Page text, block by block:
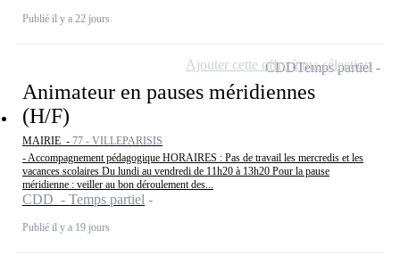
Publié il y a 22 jours
Animateur en pauses méridiennes
(H/F)
MAIRIE - 77 - VILLEPARISIS
- Accompagnement pédagogique HORAIRES : Pas de travail les mercredis et les
vacances scolaires Du lundi au vendredi de 11h20 à 13h20 Pour la pause
méridienne : veiller au bon déroulement des...
CDD - Temps partiel
Publié il y a 19 jours
CDDTemps partiel
Ajouter cette offre à ma sélection